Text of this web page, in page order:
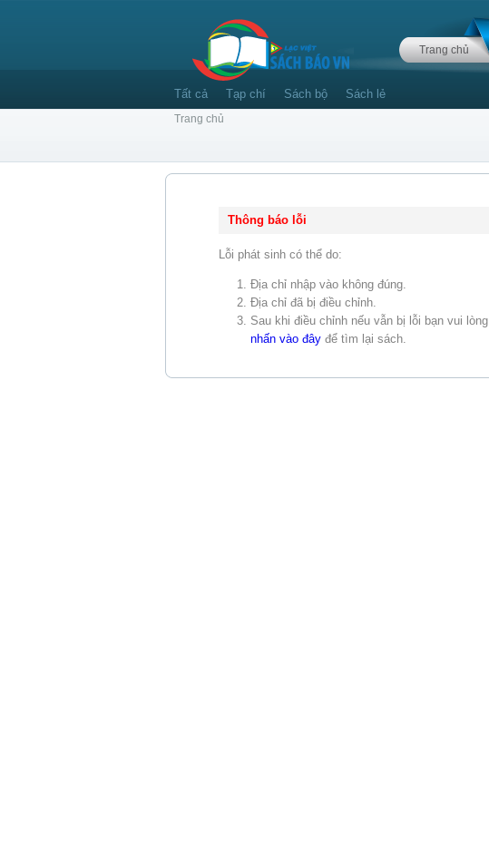
Trang chủ
Tất cả Tạp chí Sách bộ Sách lẻ
Trang chủ
Thông báo lỗi
Lỗi phát sinh có thể do:
Địa chỉ nhập vào không đúng.
Địa chỉ đã bị điều chỉnh.
Sau khi điều chỉnh nếu vẫn bị lỗi bạn vui
nhấn vào đây để tìm lại sách.